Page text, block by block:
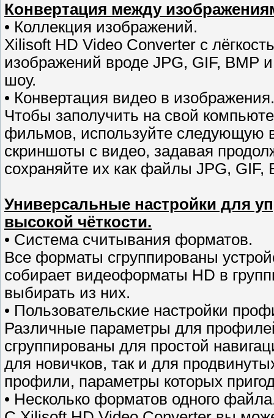
Конвертация между
• Коллекция изображений.
Xilisoft HD Video Converter с
изображений вроде JPG, GIF, BMP
шоу.
• Конвертация видео в изображения.
Чтобы заполучить на свой
фильмов, используйте следующую
скриншоты с видео, задавая
сохраняйте их как файлы JPG, GIF,
Универсальные настройки для
высокой чёткости.
• Система считывания форматов.
Все форматы сгруппированы
собирает видеоформаты HD в
выбирать из них.
• Пользовательские настройки
Различные параметры для
сгруппированы для простой
для новичков, так и для
профили, параметры которых
• Несколько форматов одного